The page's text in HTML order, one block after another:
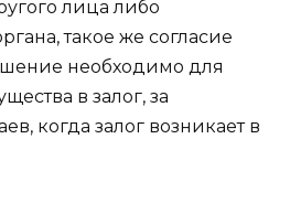
лица либо
такое же согласие
необходимо для
в залог, за
когда залог возникает в